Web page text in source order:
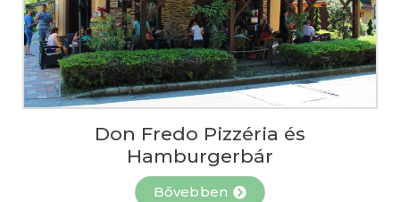
Don Fredo Pizzéria és
Hamburgerbár
Bővebben